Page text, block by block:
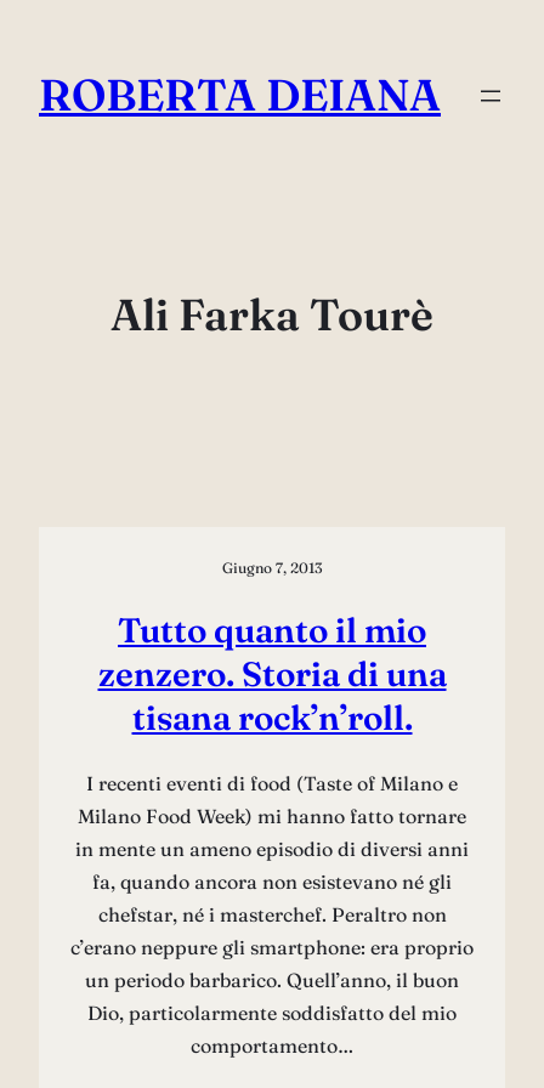
contenuto
ROBERTA DEIANA
Ali Farka Tourè
Giugno 7, 2013
Tutto quanto il mio
zenzero. Storia di una
tisana rock’n’roll.
I recenti eventi di food (Taste of Milano e
Milano Food Week) mi hanno fatto tornare
in mente un ameno episodio di diversi anni
fa, quando ancora non esistevano né gli
chefstar, né i masterchef. Peraltro non
c’erano neppure gli smartphone: era proprio
un periodo barbarico. Quell’anno, il buon
Dio, particolarmente soddisfatto del mio
comportamento…